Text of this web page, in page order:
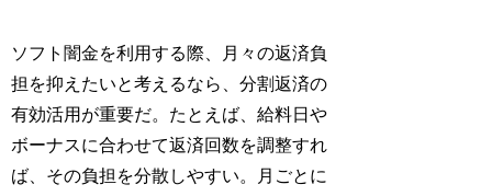
ソフト闇金を利用する際、月々の返済負
担を抑えたいと考えるなら、分割返済の
有効活用が重要だ。たとえば、給料日や
ボーナスに合わせて返済回数を調整すれ
ば、その負担を分散しやすい。月ごとに